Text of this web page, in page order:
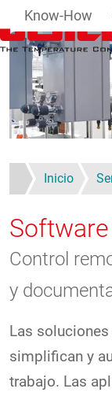
Pasar al contenido
Know-How
Inicio
Software
Control
y
Las soluciones
simplifican y
trabajo. Las